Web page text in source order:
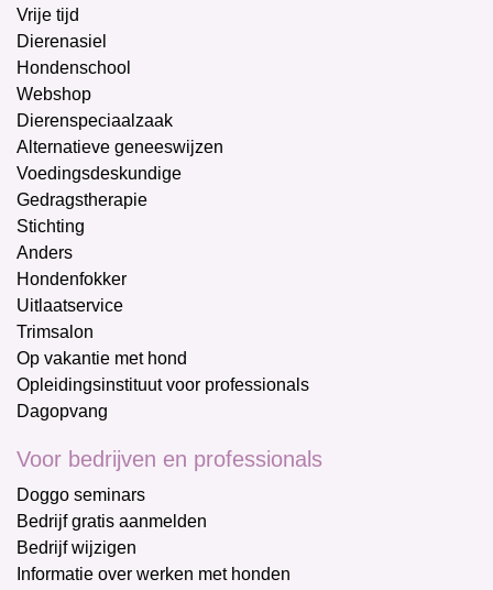
Vrije tijd
Dierenasiel
Hondenschool
Webshop
Dierenspeciaalzaak
Alternatieve geneeswijzen
Voedingsdeskundige
Gedragstherapie
Stichting
Anders
Hondenfokker
Uitlaatservice
Trimsalon
Op vakantie met hond
Opleidingsinstituut voor professionals
Dagopvang
Voor bedrijven en professionals
Doggo seminars
Bedrijf gratis aanmelden
Bedrijf wijzigen
Informatie over werken met honden